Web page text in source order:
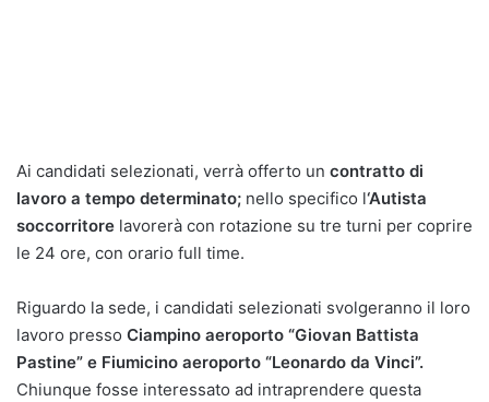
Ai candidati selezionati, verrà offerto un contratto di
lavoro a tempo determinato; nello specifico l‘Autista
soccorritore lavorerà con rotazione su tre turni per coprire
le 24 ore, con orario full time.
Riguardo la sede, i candidati selezionati svolgeranno il loro
lavoro presso Ciampino aeroporto “Giovan Battista
Pastine” e Fiumicino aeroporto “Leonardo da Vinci”.
Chiunque fosse interessato ad intraprendere questa